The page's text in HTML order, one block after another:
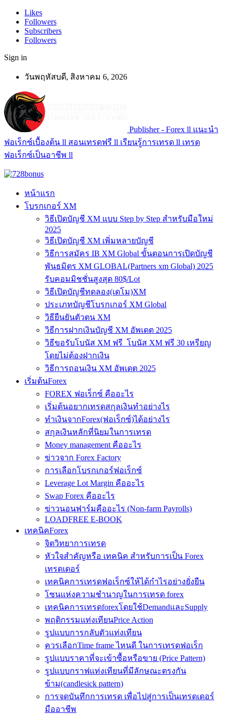
Likes
Followers
Subscribers
Followers
Sign in
วันพฤหัสบดี, สิงหาคม 6, 2026
Publisher - Forex ll แนะนำ
ฟอเร็กซ์เบื้องต้น ll สอนเทรดฟรี ll เรียนรู้การเทรด ll เทรด
ฟอเร็กซ์เป็นอาชีพ ll
หน้าแรก
โบรกเกอร์ XM
วิธีเปิดบัญชี XM แบบ Step by Step สำหรับมือใหม่
2025
วิธีเปิดบัญชี XM เพิ่มหลายบัญชี
วิธีการสมัคร IB XM Global ขั้นตอนการเปิดบัญชี
พันธมิตร XM GLOBAL(Partners xm Global) 2025
รับคอมมิชชั่นสูงสุด 80$/Lot
วิธีเปิดบัญชีทดลอง(เดโม)XM
ประเภทบัญชีโบรกเกอร์ XM Global
วิธียืนยันตัวตน XM
วิธีการฝากเงินบัญชี XM อัพเดต 2025
วิธีขอรับโบนัส XM ฟรี โบนัส XM ฟรี 30 เหรียญ
โดยไม่ต้องฝากเงิน
วิธีการถอนเงิน XM อัพเดต 2025
เริ่มต้นForex
FOREX ฟอเร็กซ์ คืออะไร
เริ่มต้นอยากเทรดสกุลเงินทำอย่างไร
ทำเงินจากForex(ฟอเร็กซ์)ได้อย่างไร
สกุลเงินหลักที่นิยมในการเทรด
Money management คืออะไร
ข่าวจาก Forex Factory
การเลือกโบรกเกอร์ฟอเร็กซ์
Leverage Lot Margin คืออะไร
Swap Forex คืออะไร
ข่าวนอนฟาร์มคืออะไร (Non-farm Payrolls)
LOADFREE E-BOOK
เทคนิคForex
จิตวิทยาการเทรด
หัวใจสำคัญหรือ เทคนิค สำหรับการเป็น Forex
เทรดเดอร์
เทคนิคการเทรดฟอเร็กซ์ให้ได้กำไรอย่างยั่งยืน
โซนแห่งความชำนาญในการเทรด forex
เทคนิคการเทรดforexโดยใช้DemandและSupply
พฤติกรรมแท่งเทียนPrice Action
รูปแบบการกลับตัวแท่งเทียน
ควรเลือกTime frame ไหนดี ในการเทรดฟอเร็ก
รูปแบบราคาที่จะเข้าซื้อหรือขาย (Price Pattern)
รูปแบบกราฟแท่งเทียนที่มีลักษณะตรงกัน
ข้าม(candlesick pattern)
การจดบันทึกการเทรด เพื่อไปสู่การเป็นเทรดเดอร์
มืออาชีพ